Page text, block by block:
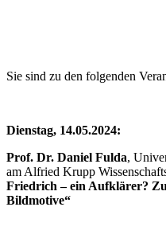
Sie sind zu den folgenden
Dienstag, 14.05.2024:
Prof. Dr. Daniel Fulda,
am Alfried Krupp
Friedrich – ein Aufklärer?
Bildmotive“